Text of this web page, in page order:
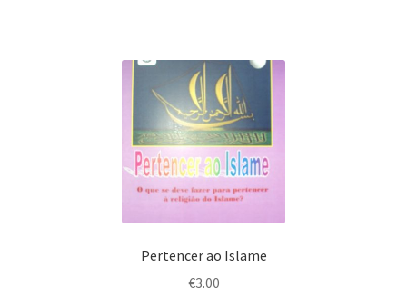
Pertencer ao Islame
€3.00